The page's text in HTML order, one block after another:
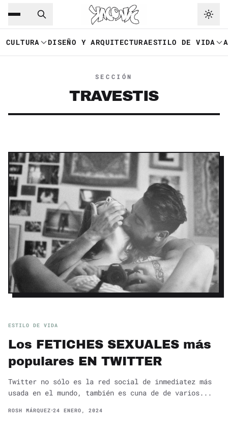
Saltar al contenido principal
CULTURA DISEÑO Y ARQUITECTURAESTILO DE VIDA
SECCIÓN
TRAVESTIS
ESTILO DE VIDA
Los FETICHES SEXUALES más
populares EN TWITTER
Twitter no sólo es la red social de inmediatez más
usada en el mundo, también es cuna de de varios...
ROSH MÁRQUEZ 24 ENERO, 2024